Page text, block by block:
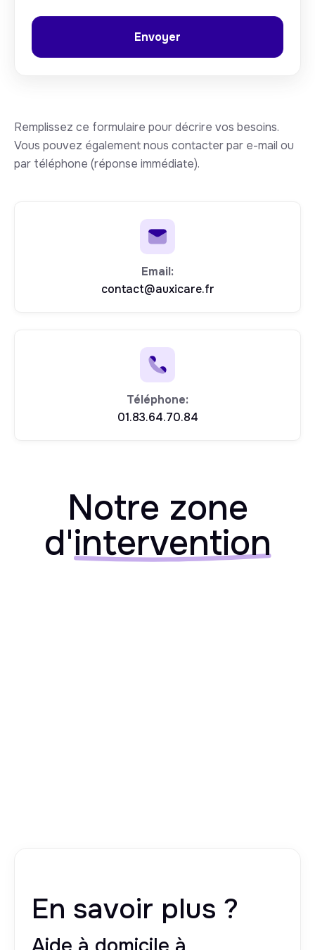
Remplissez ce formulaire pour décrire vos besoins.
Vous pouvez également nous contacter par e-mail ou
par téléphone (réponse immédiate).
Email:
contact@auxicare.fr
Téléphone:
01.83.64.70.84
Notre zone
d'intervention
En savoir plus ?